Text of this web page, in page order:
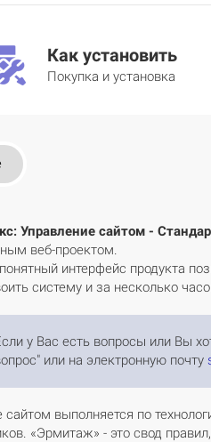
Как установить
Покупка и установка
Управление сайтом -
веб-проектом.
интерфейс продукта
систему и за несколько
у Вас есть вопросы или Вы
или на электронную почту
сайтом выполняется по
«Эрмитаж» - это свод